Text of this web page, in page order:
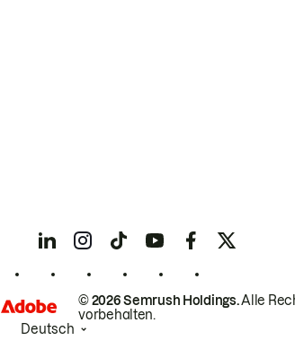
© 2026 Semrush Holdings.Alle
vorbehalten.
Deutsch